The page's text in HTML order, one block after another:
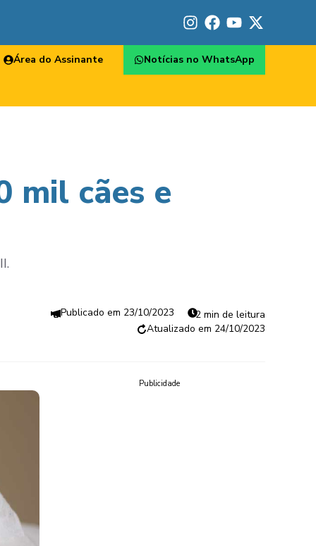
Área do Assinante Notícias no WhatsApp
mil cães e
23/10/2023
2 min de leitura
24/10/2023
Publicidade